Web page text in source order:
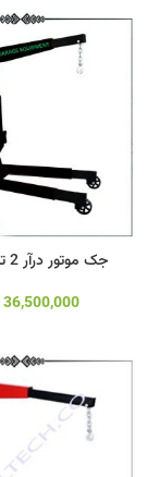
جک موتور درآر 2 تن مارک آپو
36,500,000